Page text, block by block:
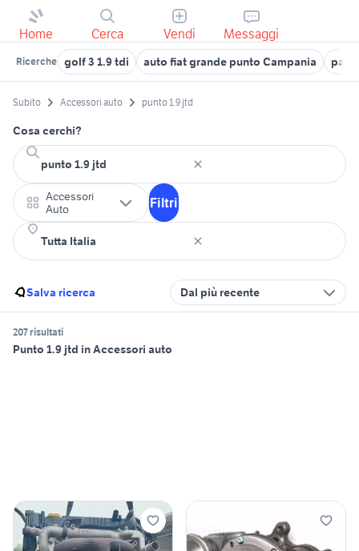
Home Cerca Vendi Messaggi
Ricerche golf 3 1.9 tdi auto fiat grande punto Campania
Subito Accessori auto punto 1.9 jtd
Cosa cerchi?
Accessori
Auto
Filtri
Salva ricerca Dal più recente
207 risultati
Punto 1.9 jtd in Accessori auto